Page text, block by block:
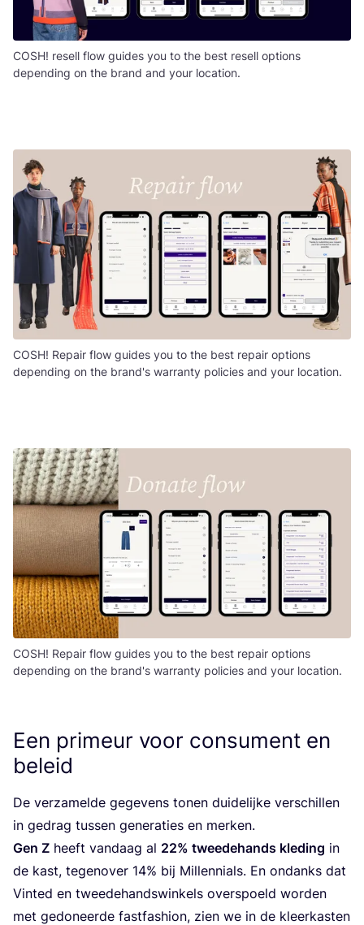
COSH! resell flow guides you to the best resell options
depending on the brand and your location.
COSH! Repair flow guides you to the best repair options
depending on the brand's warranty policies and your location.
COSH! Repair flow guides you to the best repair options
depending on the brand's warranty policies and your location.
Een primeur voor consument en
beleid
De ver­za­mel­de gege­vens tonen dui­de­lij­ke ver­schil­len
in gedrag tus­sen gene­ra­ties en merken.
Gen Z heeft van­daag al 22% twee­de­hands kle­ding in
de kast, tegen­over 14% bij Mil­len­ni­als. En ondanks dat
Vin­ted en twee­de­hands­win­kels over­spoeld wor­den
met gedo­neer­de fast­fas­hi­on, zien we in de kleer­kas­ten